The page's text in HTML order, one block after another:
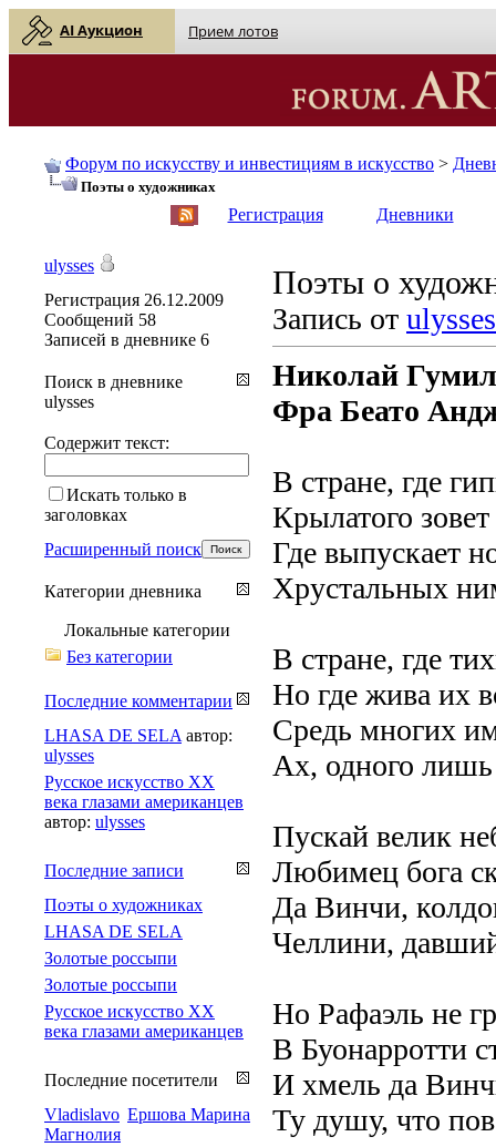
AI Аукцион Прием лотов
Форум по искусству и инвестициям в искусство >
Поэты о художниках
Регистрация Дневники
Поэты о
Запись от ulysses
Николай
Фра Беато
В стране, где
Крылатого
Где выпускает
Хрустальных
В стране, где
Но где жива их
Средь многих
Ах, одного
Пускай велик
Любимец бога
Да Винчи,
Челлини,
Но Рафаэль не
В Буонарротти
И хмель да
Ту душу, что
ulysses
Регистрация 26.12.2009
Сообщений 58
Записей в дневнике 6
Поиск в дневнике
ulysses
Содержит текст:
Искать только в
заголовках
Расширенный поиск
Категории дневника
Локальные категории
Без категории
Последние комментарии
LHASA DE SELA автор:
ulysses
Русское искусство XX
века глазами американцев
автор: ulysses
Последние записи
Поэты о художниках
LHASA DE SELA
Золотые россыпи
Золотые россыпи
Русское искусство XX
века глазами американцев
Последние посетители
Vladislavo Ершова Марина
Магнолия